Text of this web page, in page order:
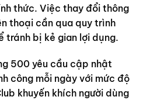
thức. Việc thay đổi thông
thoại cần qua quy trình
tránh bị kẻ gian lợi dụng.
500 yêu cầu cập nhật
công mỗi ngày với mức độ
khuyến khích người dùng